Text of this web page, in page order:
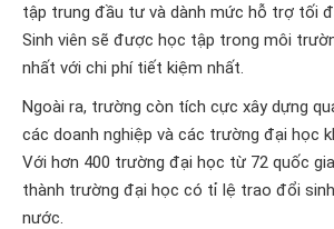
tập trung đầu tư và dành mức hỗ trợ tối
Sinh viên sẽ được học tập trong môi
nhất với chi phí tiết kiệm nhất.
Ngoài ra, trường còn tích cực xây dựng
các doanh nghiệp và các trường đại học
Với hơn 400 trường đại học từ 72 quốc
thành trường đại học có tỉ lệ trao đổi
nước.